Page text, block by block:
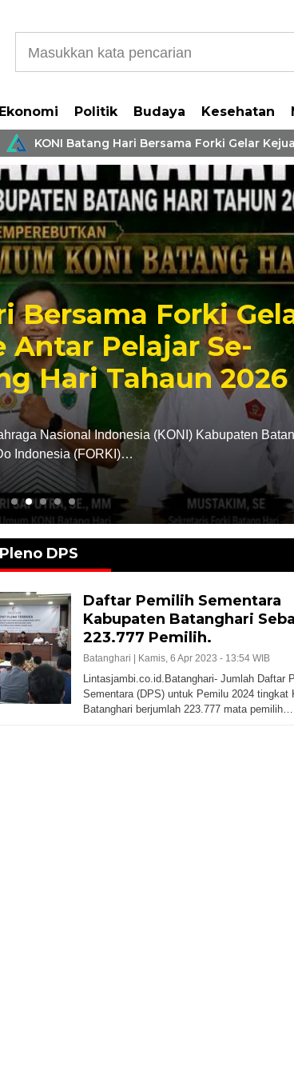
Ekonomi Politik Budaya Kesehatan
KONI Batang Hari Bersama Forki Gelar
Forki Gelar
Pelajar Se-
Tahaun 2026
Indonesia (KONI) Kabupaten Batang
Pleno DPS
Daftar Pemilih Sementara
Kabupaten Batanghari
223.777 Pemilih.
Batanghari | Kamis, 6 Apr 2023 - 13:54 WIB
Lintasjambi.co.id.Batanghari- Jumlah Daftar
Sementara (DPS) untuk Pemilu 2024 tingkat
Batanghari berjumlah 223.777 mata